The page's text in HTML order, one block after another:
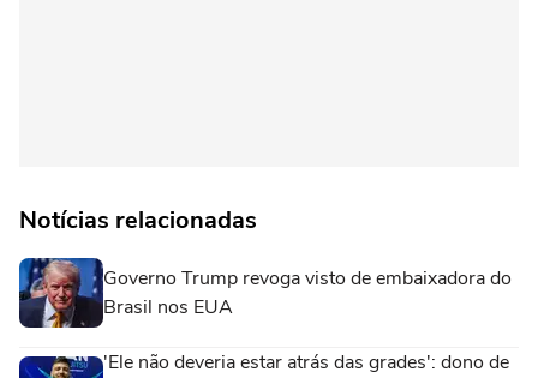
Notícias relacionadas
Governo Trump revoga visto de embaixadora do
Brasil nos EUA
'Ele não deveria estar atrás das grades': dono de